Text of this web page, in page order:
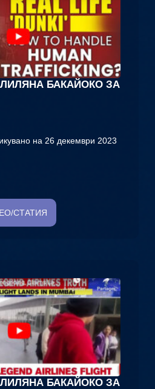
БАКАЙОКО ЗА
на 26 декември 2023
СТАТИЯ
БАКАЙОКО ЗА